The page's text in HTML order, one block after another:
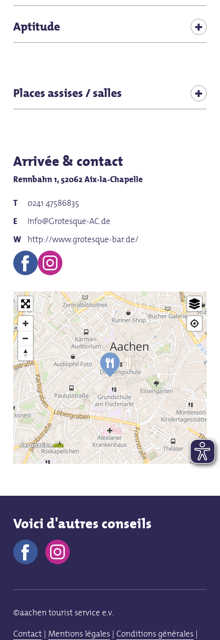
WLAN gratuit
favorable au vélo
Aptitude
Places assises / salles
Arrivée & contact
Rennbahn 1, 52062 Aix-la-Chapelle
0241 47586835
Info@Grotesque-AC.de
http://www.grotesque-bar.de/
Voici d'autres conseils
©aachen tourist service e.v.
Contact | Mentions légales | Conditions générales |